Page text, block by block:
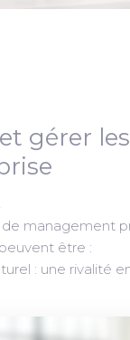
gérer
de management
être :
: une rivalité